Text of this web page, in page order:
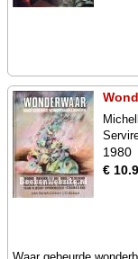
1980
€